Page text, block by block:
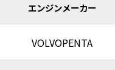
エンジンメーカー
VOLVOPENTA